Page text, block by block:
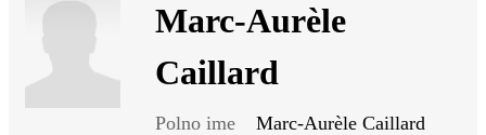
Marc-Aurèle
Caillard
Polno ime
Marc-Aurèle Caillard